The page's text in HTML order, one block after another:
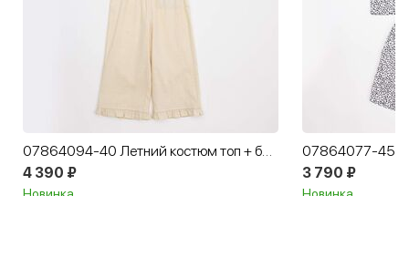
07864094-40 Летний костюм топ + брюки для девочки
4 390 ₽
Новинка
3 790 ₽
Новинка